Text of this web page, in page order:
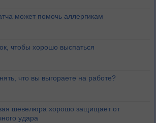
может помочь аллергикам
чтобы хорошо выспаться
что вы выгораете на работе?
шевелюра хорошо защищает от
удара